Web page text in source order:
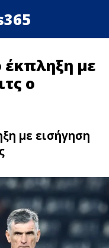
έκπληξη με
ο
με εισήγηση